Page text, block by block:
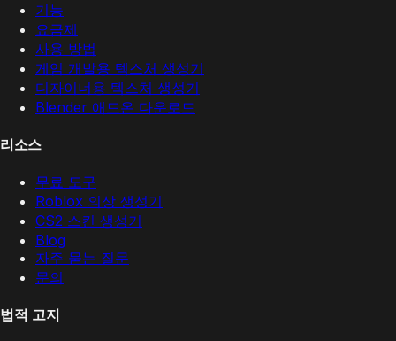
기능
요금제
사용 방법
게임 개발용 텍스처 생성기
디자이너용 텍스처 생성기
Blender 애드온 다운로드
리소스
무료 도구
Roblox 의상 생성기
CS2 스킨 생성기
Blog
자주 묻는 질문
문의
법적 고지